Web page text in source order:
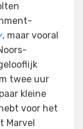
, maar vooral
twee uur
kleine
voor het
Marvel